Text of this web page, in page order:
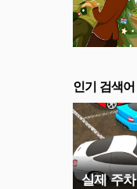
인기 검색어
실제 주차